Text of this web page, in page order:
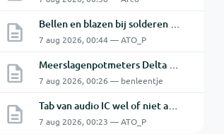
Bellen en blazen bij solderen van Chinese PCBs
7 aug 2026, 00:44 — ATO_P
Meerslagenpotmeters Delta SM45-70D
7 aug 2026, 00:26 — benleentje
Tab van audio IC wel of niet aan de GND.
7 aug 2026, 00:23 — ATO_P